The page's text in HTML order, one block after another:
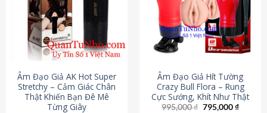
Âm Đạo Giả AK Hot Super
Stretchy – Cảm Giác Chân
Thật Khiến Bạn Đê Mê
Từng Giây
Âm Đạo Giả Hít Tường
Crazy Bull Flora – Rung
Cực Sướng, Khít Như Thật
995,000₫ Giá
795,000₫Giá